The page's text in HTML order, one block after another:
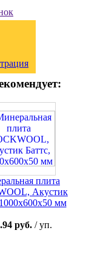
плита
Акустик
мм
руб. / уп.